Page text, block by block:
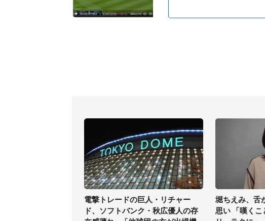
電撃トレードの巨人・リチャー
ド、ソフトバンク・秋広優人の存
堀ちえみ、舌
思い 「嘆く